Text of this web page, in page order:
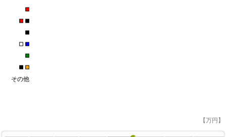
■
■ ■
■
■ ■
■
■ ■
その他
【万円】